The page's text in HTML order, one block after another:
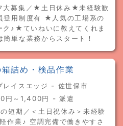
大募集／★土日休み★未経験歓
用制度有 ★人気の工場系の
ク♪★ていねいに教えてくれま
単な業務からスタート！
詰め・検品作業
レイスエッジ - 佐世保市
円～1,400円 - 派遣
短期／＜土日祝休み＞未経験
作業♪ 空調完備で働きやすさ